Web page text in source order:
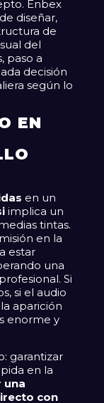
Enbex
diseñar,
de
del
paso a
decisión
según lo
EN
en un
implica un
tintas.
en la
estar
una
Si
si el audio
aparición
enorme y
garantizar
en la
una
con